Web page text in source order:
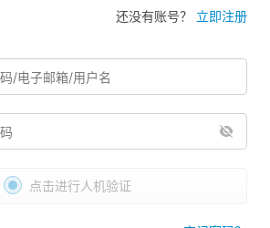
还没有账号？ 立即注册
点击进行人机验证